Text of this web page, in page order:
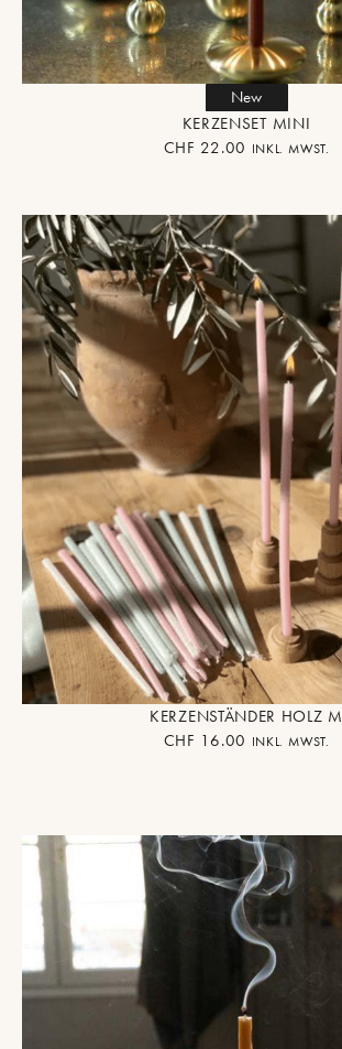
New
KERZENSET MINI
CHF 22.00 INKL. MWST.
KERZENSTÄNDER HOLZ M
CHF 16.00 INKL. MWST.